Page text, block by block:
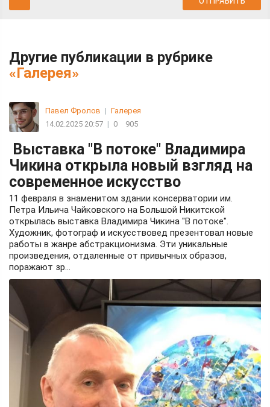
Другие публикации в рубрике
«Галерея»
Павел Фролов | Галерея
14.02.2025 20:57 | 0 905
Выставка "В потоке" Владимира
Чикина открыла новый взгляд на
современное искусство
11 февраля в знаменитом здании консерватории им.
Петра Ильича Чайковского на Большой Никитской
открылась выставка Владимира Чикина "В потоке".
Художник, фотограф и искусствовед презентовал новые
работы в жанре абстракционизма. Эти уникальные
произведения, отдаленные от привычных образов,
поражают зр...